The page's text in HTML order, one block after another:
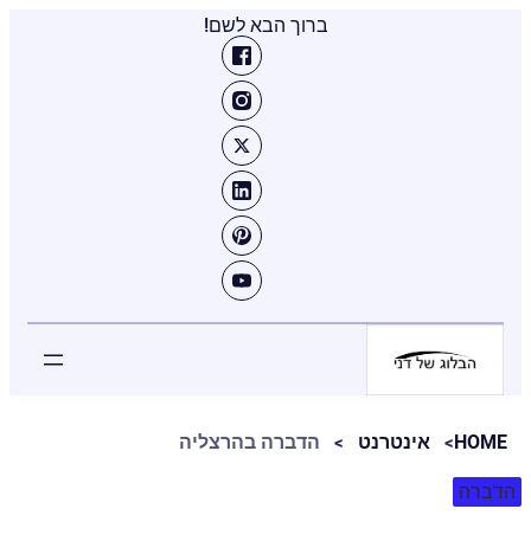
ברוך הבא לשם!
HOME אינטרנט הדברה בהרצליה
הדברה